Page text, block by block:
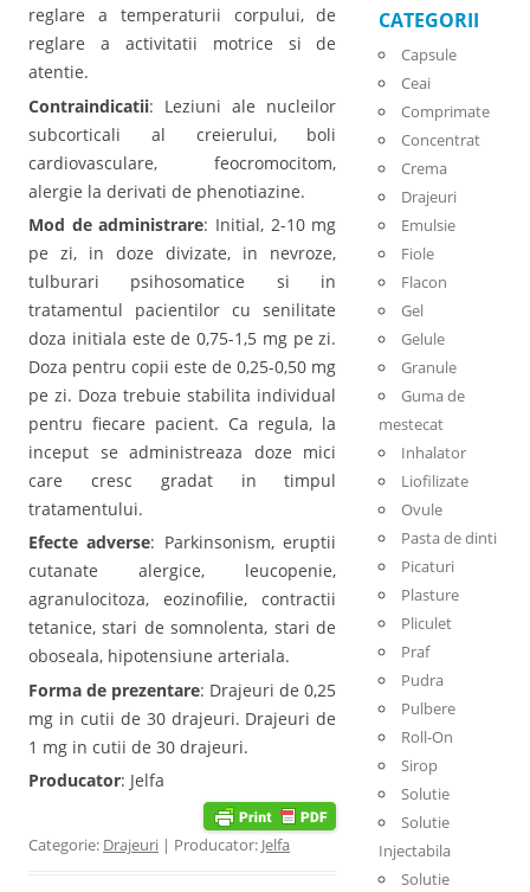
reglare a temperaturii corpului, de
reglare a activitatii motrice si de
atentie.
Contraindicatii: Leziuni ale nucleilor
subcorticali al creierului, boli
cardiovasculare, feocromocitom,
alergie la derivati de phenotiazine.
Mod de administrare: Initial, 2-10 mg
pe zi, in doze divizate, in nevroze,
tulburari psihosomatice si in
tratamentul pacientilor cu senilitate
doza initiala este de 0,75-1,5 mg pe zi.
Doza pentru copii este de 0,25-0,50 mg
pe zi. Doza trebuie stabilita individual
pentru fiecare pacient. Ca regula, la
inceput se administreaza doze mici
care cresc gradat in timpul
tratamentului.
Efecte adverse: Parkinsonism, eruptii
cutanate alergice, leucopenie,
agranulocitoza, eozinofilie, contractii
tetanice, stari de somnolenta, stari de
oboseala, hipotensiune arteriala.
Forma de prezentare: Drajeuri de 0,25
mg in cutii de 30 drajeuri. Drajeuri de
1 mg in cutii de 30 drajeuri.
Producator: Jelfa
Categorie: Drajeuri | Producator: Jelfa
CATEGORII
Capsule
Ceai
Comprimate
Concentrat
Crema
Drajeuri
Emulsie
Fiole
Flacon
Gel
Gelule
Granule
Guma de
mestecat
Inhalator
Liofilizate
Ovule
Pasta de dinti
Picaturi
Plasture
Pliculet
Praf
Pudra
Pulbere
Roll-On
Sirop
Solutie
Solutie
Injectabila
Solutie